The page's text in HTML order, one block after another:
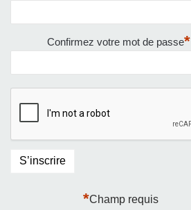
Confirmez votre mot de passe*
*Champ requis